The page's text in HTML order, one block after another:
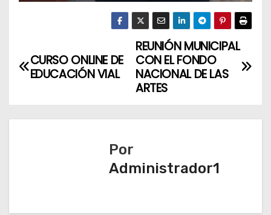
N
a
REUNIÓN MUNICIPAL
CON EL FONDO
NACIONAL DE LAS
ARTES
CURSO ONLINE DE
EDUCACIÓN VIAL
Por
Administrador1